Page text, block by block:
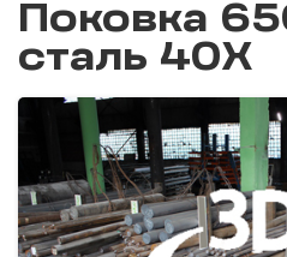
Поковка
сталь 40Х